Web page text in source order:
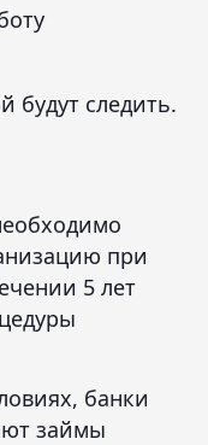
будут следить.
при
5 лет
банки
займы